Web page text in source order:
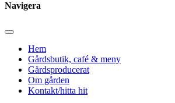
Navigera
Hem
Gårdsbutik, café & meny
Gårdsproducerat
Om gården
Kontakt/hitta hit